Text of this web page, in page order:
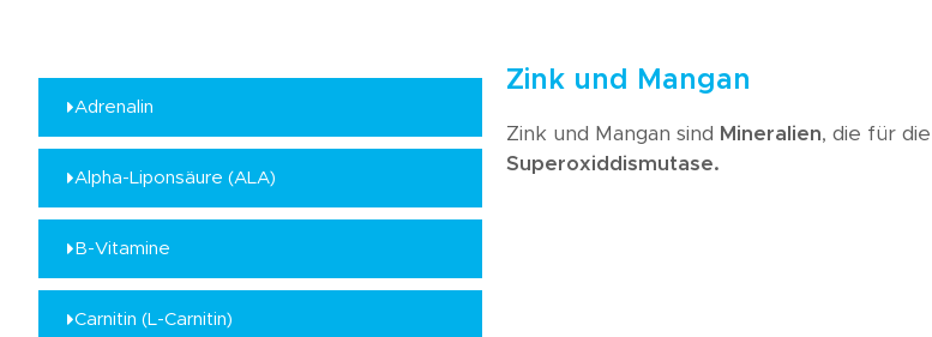
Kundenmeinungen
Fragen
Adrenalin
Alpha-Liponsäure (ALA)
B-Vitamine
Carnitin (L-Carnitin)
Zink und Mangan
Zink und Mangan sind Mineralien, die für die
Superoxiddismutase.